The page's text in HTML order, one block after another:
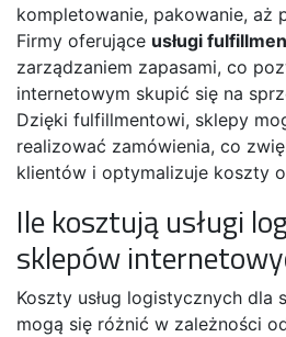
kompletowanie, pakowanie, aż
Firmy oferujące usługi
zarządzaniem zapasami, co
internetowym skupić się na
Dzięki fulfillmentowi, sklepy
realizować zamówienia, co
klientów i optymalizuje koszty
Ile kosztują usługi
sklepów
Koszty usług logistycznych dla
mogą się różnić w zależności